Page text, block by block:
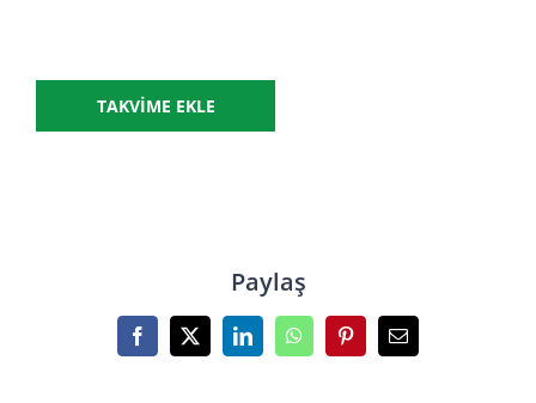
TAKVIME EKLE
Paylaş
Facebook
X LinkedInWhatsAppPinterest
E-
posta